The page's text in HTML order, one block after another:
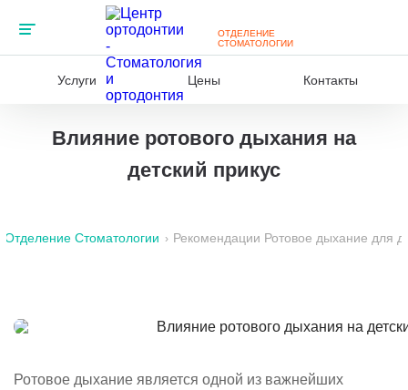
ОТДЕЛЕНИЕ
СТОМАТОЛОГИИ
Услуги Цены Контакты
Отделение Стоматологии › Рекомендации Ротовое дыхание для
Влияние ротового дыхания на
детский прикус
Ротовое дыхание является одной из важнейших